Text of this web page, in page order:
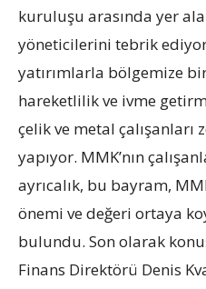
kuruluşu arasında yer
yöneticilerini tebrik
yatırımlarla bölgemize
hareketlilik ve ivme
çelik ve metal
yapıyor. MMK’nın
ayrıcalık, bu bayram,
önemi ve değeri ortaya
bulundu. Son olarak
Finans Direktörü Denis